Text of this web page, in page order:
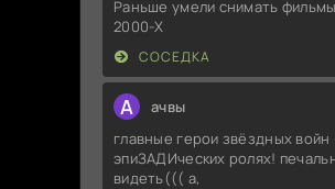
Раньше умели снимать
2000-X
СОСЕДКА
А ачвы
главные герои звёздных войн
эпиЗАДИческих ролях!
видеть((( а,